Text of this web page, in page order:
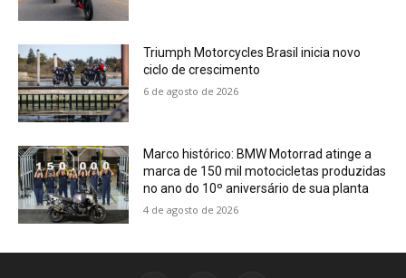
Triumph Motorcycles Brasil inicia novo
ciclo de crescimento
6 de agosto de 2026
Marco histórico: BMW Motorrad atinge a
marca de 150 mil motocicletas produzidas
no ano do 10º aniversário de sua planta
4 de agosto de 2026